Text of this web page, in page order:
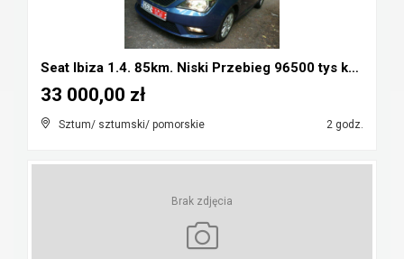
Seat Ibiza 1.4. 85km. Niski Przebieg 96500 tys km....
Sztum/ sztumski/ pomorskie 2 godz.
33 000,00 zł
Brak zdjęcia